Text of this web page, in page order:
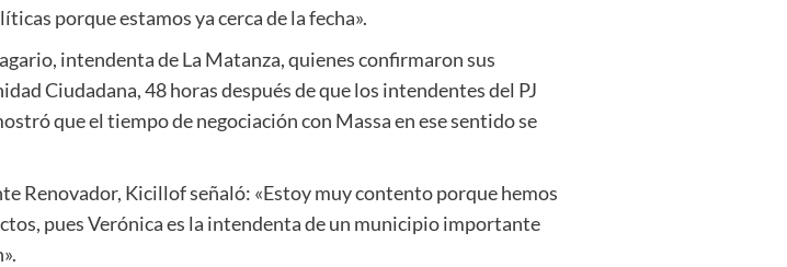
porque estamos ya cerca de la fecha».
intendenta de La Matanza, quienes confirmaron sus
Ciudadana, 48 horas después de que los intendentes del PJ
que el tiempo de negociación con Massa en ese sentido se
Renovador, Kicillof señaló: «Estoy muy contento porque hemos
pues Verónica es la intendenta de un municipio importante